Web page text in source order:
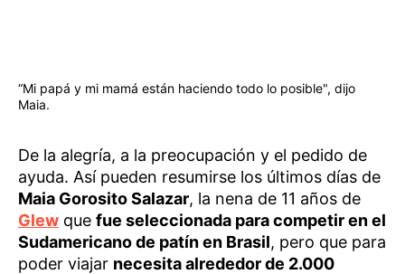
“Mi papá y mi mamá están haciendo todo lo posible", dijo
Maia.
De la alegría, a la preocupación y el pedido de
ayuda. Así pueden resumirse los últimos días de
Maia Gorosito Salazar, la nena de 11 años de
Glew que fue seleccionada para competir en el
Sudamericano de patín en Brasil, pero que para
poder viajar necesita alrededor de 2.000